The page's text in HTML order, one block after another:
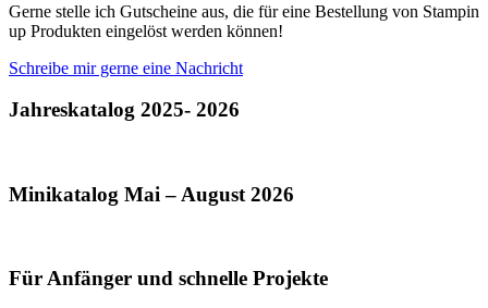
Gerne stelle ich Gutscheine aus, die für eine Bestellung von Stampin
up Produkten eingelöst werden können!
Schreibe mir gerne eine Nachricht
Jahreskatalog 2025- 2026
Minikatalog Mai – August 2026
Für Anfänger und schnelle Projekte